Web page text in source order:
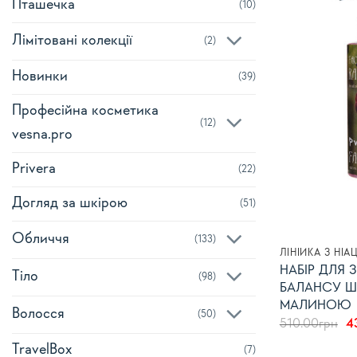
Пташечка (10)
Лімітовані колекції (2)
Новинки (39)
Професійна косметика
vesna.pro
(12)
Privera (22)
Догляд за шкірою (51)
Обличчя (133)
Тіло (98)
Волосся (50)
TravelBox (7)
ЛІНІЙКА З
НАБІР ДЛЯ
БАЛАНСУ
МАЛИНОЮ
510.00грн